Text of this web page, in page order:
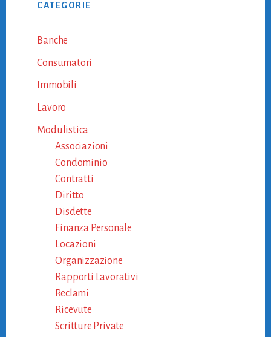
Sidebar
CATEGORIE
Banche
Consumatori
Immobili
Lavoro
Modulistica
Associazioni
Condominio
Contratti
Diritto
Disdette
Finanza Personale
Locazioni
Organizzazione
Rapporti Lavorativi
Reclami
Ricevute
Scritture Private